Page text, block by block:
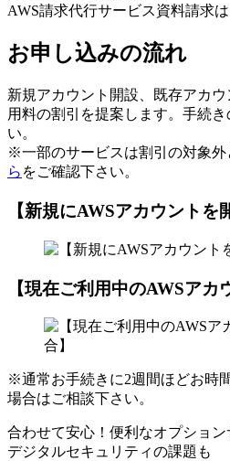
AWS請求代行サービス資料請求
お申し込みの流れ
新規アカウント開設、既存アカ
用料の割引を提案します。手続
い。
※一部のサービスは割引の対象外
ら をご確認下さい。
【新規にAWSアカウントを
【現在ご利用中のAWSアカ
※通常お手続きに2週間ほどお時
場合はご相談下さい。
合わせて安心！便利なオプショ
デジタルセキュリティの課題も